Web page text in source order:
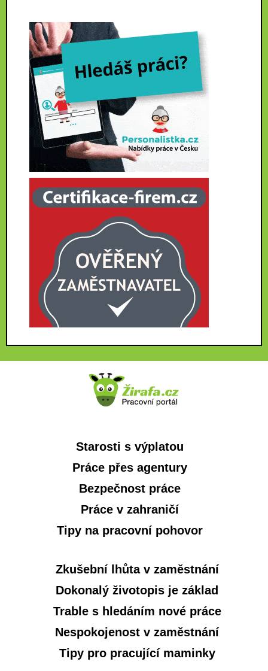
Starosti s výplatou
Práce přes agentury
Bezpečnost práce
Práce v zahraničí
Tipy na pracovní pohovor
Zkušební lhůta v zaměstnání
Dokonalý životopis je základ
Trable s hledáním nové práce
Nespokojenost v zaměstnání
Tipy pro pracující maminky